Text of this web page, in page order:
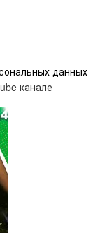
данных
канале